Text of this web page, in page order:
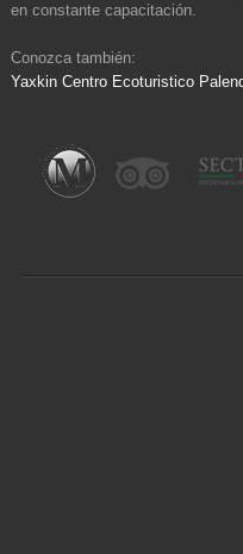
en constante capacitación.
Conozca también:
Yaxkin Centro Ecoturistico